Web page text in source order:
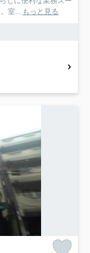
室... もっと見る